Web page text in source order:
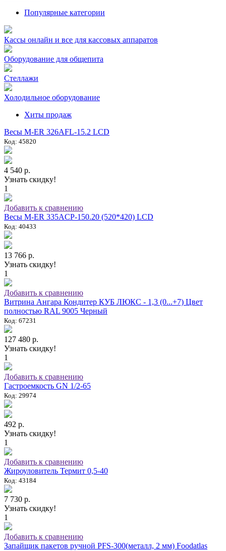
Популярные категории
Кассы онлайн и все для кассовых аппаратов
Оборудование для общепита
Стеллажи
Холодильное оборудование
Хиты продаж
Весы M-ER 326AFL-15.2 LCD
Код: 45820
4 540 р.
Узнать скидку!
1
Добавить к сравнению
Весы M-ER 335ACP-150.20 (520*420) LCD
Код: 40433
13 766 р.
Узнать скидку!
1
Добавить к сравнению
Витрина Ангара Кондитер КУБ ЛЮКС - 1,3 (0...+7) Цвет
полностью RAL 9005 Черный
Код: 67231
127 480 р.
Узнать скидку!
1
Добавить к сравнению
Гастроемкость GN 1/2-65
Код: 29974
492 р.
Узнать скидку!
1
Добавить к сравнению
Жироуловитель Термит 0,5-40
Код: 43184
7 730 р.
Узнать скидку!
1
Добавить к сравнению
Запайщик пакетов ручной PFS-300(металл, 2 мм) Foodatlas